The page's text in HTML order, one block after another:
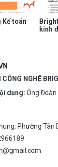
Kế toán
kinh
NGHỆ
dung: Ông Đoàn
Phường Tân